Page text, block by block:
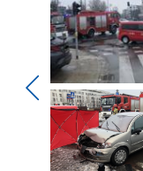
Pokaż
poprzednie
zdjęcia
Pokaż
zdjęcie
1
z